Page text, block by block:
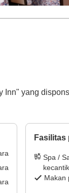
yang
Fasilitas
Spa /
Makan